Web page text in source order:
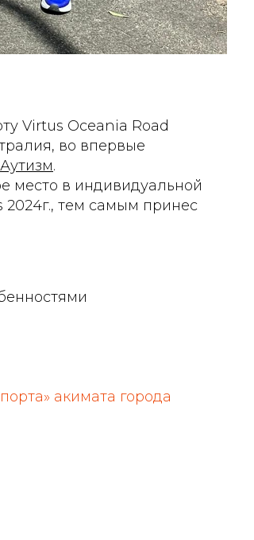
Virtus Oceania Road
во впервые
.
место в индивидуальной
2024г., тем самым принес
акимата города